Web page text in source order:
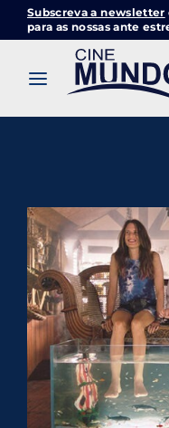
Subscreva a newsletter
para as nossas ante
Password
Remember